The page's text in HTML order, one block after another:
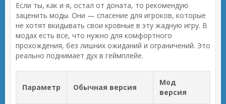
Если ты, как и я, остал от доната, то рекомендую
заценить моды. Они — спасение для игроков, которые
не хотят вкидывать свои кровные в эту жадную игру. В
модах есть все, что нужно для комфортного
прохождения, без лишних ожиданий и ограничений. Это
реально поднимает дух в геймплейе.
Параметр Обычная версия
Мод
версия